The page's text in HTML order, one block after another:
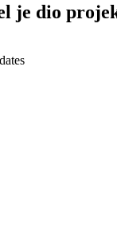
je dio